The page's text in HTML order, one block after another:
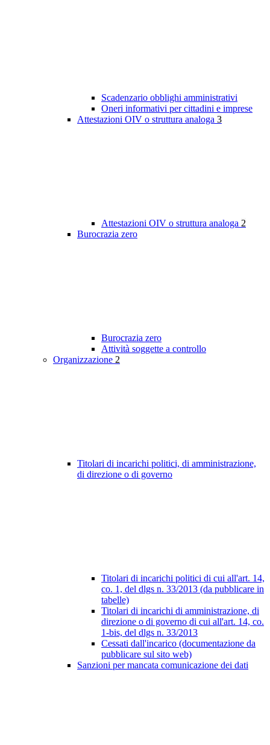
Scadenzario obblighi amministrativi
Oneri informativi per cittadini e imprese
Attestazioni OIV o struttura analoga 3
Attestazioni OIV o struttura analoga 2
Burocrazia zero
Burocrazia zero
Attività soggette a controllo
Organizzazione 2
Titolari di incarichi politici, di amministrazione,
di direzione o di governo
Titolari di incarichi politici di cui all'art. 14,
co. 1, del dlgs n. 33/2013 (da pubblicare in
tabelle)
Titolari di incarichi di amministrazione, di
direzione o di governo di cui all'art. 14, co.
1-bis, del dlgs n. 33/2013
Cessati dall'incarico (documentazione da
pubblicare sul sito web)
Sanzioni per mancata comunicazione dei dati